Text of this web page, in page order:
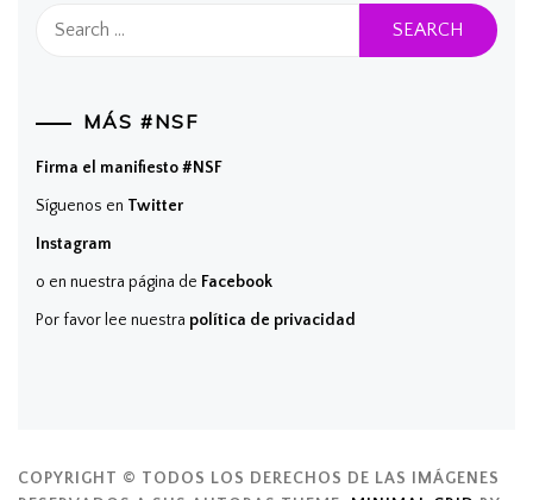
for:
MÁS #NSF
Firma el manifiesto #NSF
Síguenos en Twitter
Instagram
o en nuestra página de Facebook
Por favor lee nuestra política de privacidad
COPYRIGHT © TODOS LOS DERECHOS DE LAS IMÁGENES